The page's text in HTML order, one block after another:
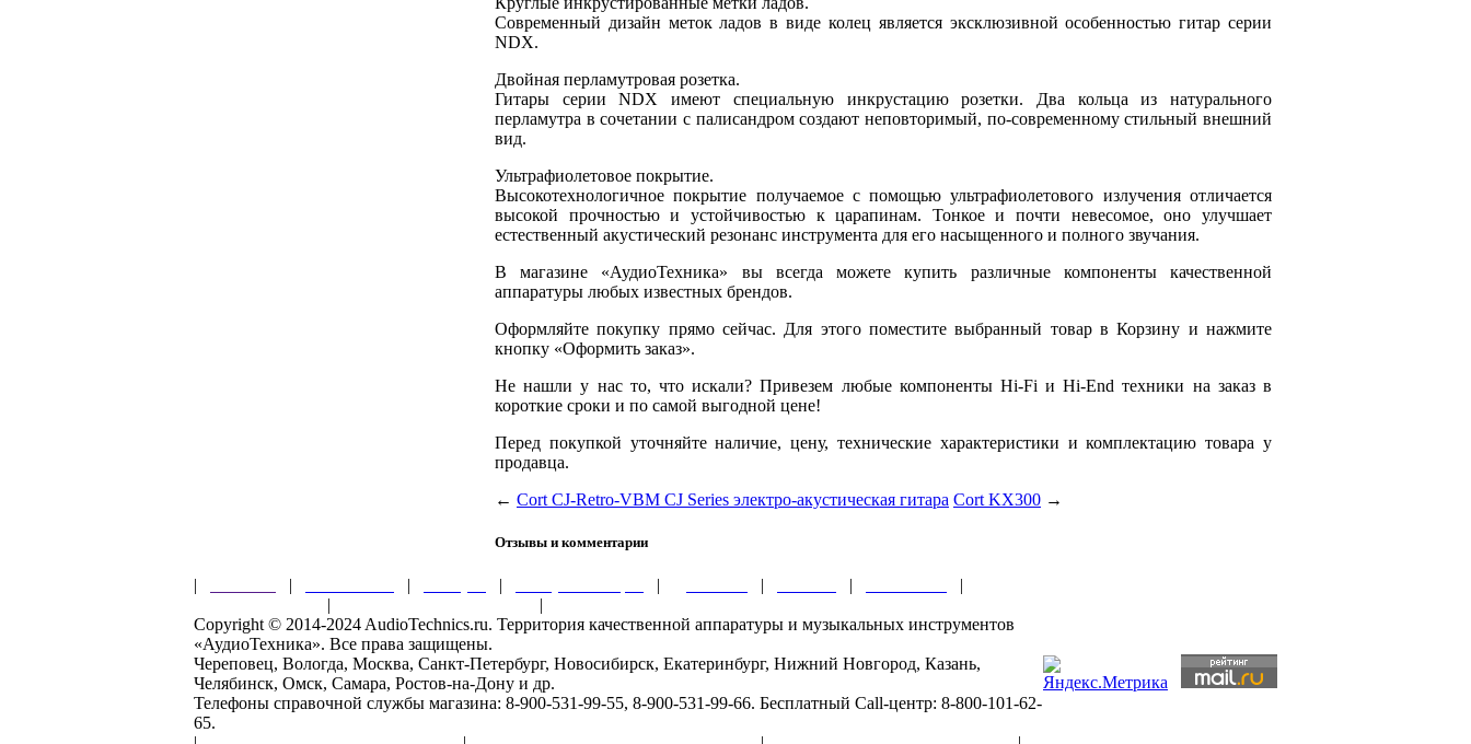
Современный дизайн меток ладов в виде колец является эксклюзивной особенностью гитар серии
NDX.
Двойная перламутровая розетка.
Гитары серии NDX имеют специальную инкрустацию розетки. Два кольца из натурального
перламутра в сочетании с палисандром создают неповторимый, по-современному стильный внешний
вид.
Ультрафиолетовое покрытие.
Высокотехнологичное покрытие получаемое с помощью ультрафиолетового излучения отличается
высокой прочностью и устойчивостью к царапинам. Тонкое и почти невесомое, оно улучшает
естественный акустический резонанс инструмента для его насыщенного и полного звучания.
В магазине «АудиоТехника» вы всегда можете купить различные компоненты качественной
аппаратуры любых известных брендов.
Оформляйте покупку прямо сейчас. Для этого поместите выбранный товар в Корзину и нажмите
кнопку «Оформить заказ».
Не нашли у нас то, что искали? Привезем любые компоненты Hi-Fi и Hi-End техники на заказ в
короткие сроки и по самой выгодной цене!
Перед покупкой уточняйте наличие, цену, технические характеристики и комплектацию товара у
продавца.
← Cort CJ-Retro-VBM CJ Series электро-акустическая гитара Cort KX300 →
Отзывы и комментарии
| | | | | | |
|
|
|
Copyright © 2014-2024 AudioTechnics.ru. Территория качественной аппаратуры и музыкальных инструментов
«АудиоТехника». Все права защищены.
Череповец, Вологда, Москва, Санкт-Петербург, Новосибирск, Екатеринбург, Нижний Новгород, Казань,
Челябинск, Омск, Самара, Ростов-на-Дону и др.
Телефоны справочной службы магазина: 8-900-531-99-55, 8-900-531-99-66. Бесплатный Call-центр: 8-800-101-62-
65.